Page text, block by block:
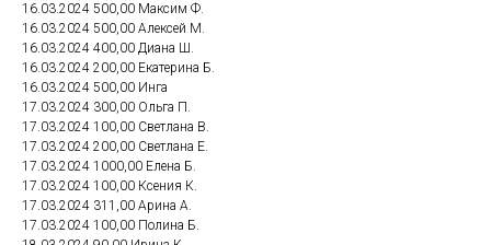
16.03.2024 500,00 Максим Ф.
16.03.2024 500,00 Алексей М.
16.03.2024 400,00 Диана Ш.
16.03.2024 200,00 Екатерина Б.
16.03.2024 500,00 Инга
17.03.2024 300,00 Ольга П.
17.03.2024 100,00 Светлана В.
17.03.2024 200,00 Светлана Е.
17.03.2024 1000,00 Елена Б.
17.03.2024 100,00 Ксения К.
17.03.2024 311,00 Арина А.
17.03.2024 100,00 Полина Б.